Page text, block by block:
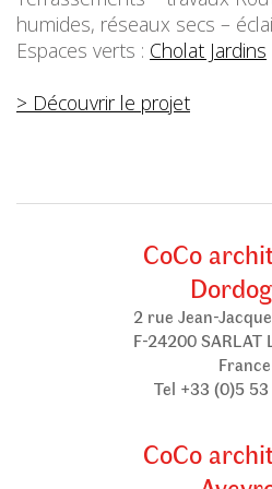
humides, réseaux secs –
Espaces verts : Cholat Jardins
> Découvrir le projet
CoCo
2 rue Jean-
F-24200 SARLAT
France
Tel +33 (0)5
CoCo